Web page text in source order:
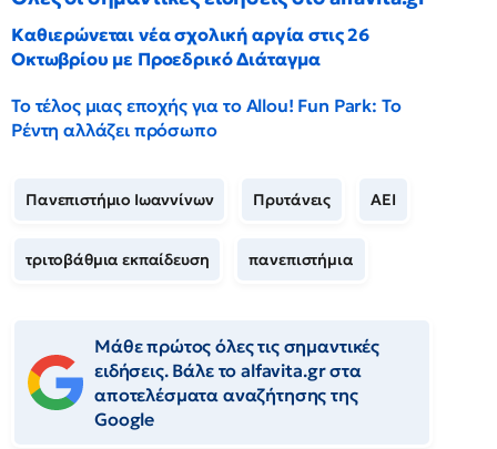
Καθιερώνεται νέα σχολική αργία στις 26
Οκτωβρίου με Προεδρικό Διάταγμα
Το τέλος μιας εποχής για το Allou! Fun Park: Το
Ρέντη αλλάζει πρόσωπο
Πανεπιστήμιο Ιωαννίνων Πρυτάνεις ΑΕΙ
τριτοβάθμια εκπαίδευση πανεπιστήμια
Μάθε πρώτος όλες τις σημαντικές
ειδήσεις. Βάλε το alfavita.gr στα
αποτελέσματα αναζήτησης της
Google